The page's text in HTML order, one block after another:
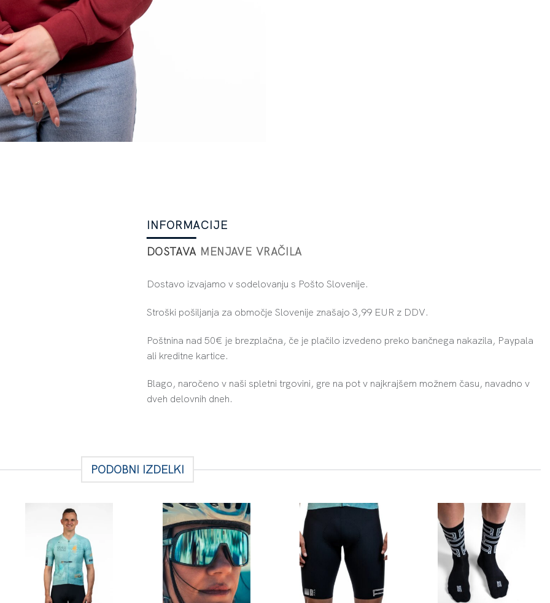
INFORMACIJE
DOSTAVA MENJAVE VRAČILA
Dostavo izvajamo v sodelovanju s Pošto Slovenije.
Stroški pošiljanja za območje Slovenije znašajo 3,99 EUR z DDV.
Poštnina nad 50€ je brezplačna, če je plačilo izvedeno preko bančnega nakazila, Paypala
ali kreditne kartice.
Blago, naročeno v naši spletni trgovini, gre na pot v najkrajšem možnem času, navadno v
dveh delovnih dneh.
PODOBNI IZDELKI